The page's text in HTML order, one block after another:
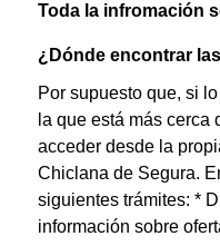
Toda la infromación
¿Dónde encontrar
Por supuesto que, si
la que está más
acceder desde la
Chiclana de Segura.
siguientes trámites: *
información sobre